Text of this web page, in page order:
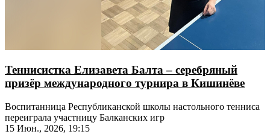
Теннисистка Елизавета Балта – серебряный
призёр международного турнира в Кишинёве
Воспитанница Республиканской школы настольного тенниса
переиграла участницу Балканских игр
15 Июн., 2026, 19:15